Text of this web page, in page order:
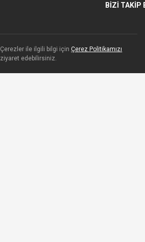
BİZİ TAKİP
Çerezler ile ilgili bilgi içinÇerez Politikamızı
ziyaret edebilirsiniz.